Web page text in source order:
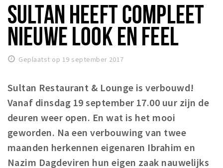
Studentenverenigingen
Studentenraad
Studentenroutes
New in town? Check FAQ!
WONEN
Woonruimte
Inschrijven gemeente
Zorgverzekering
Huisarts en eerste hulp
SULTAN HEEFT COMPLEET
NIEUWE LOOK EN FEEL
Geplaatst op 19 september 2017
Sultan Restaurant & Lounge is verbouwd!
Vanaf dinsdag 19 september 17.00 uur zijn de
deuren weer open. En wat is het mooi
geworden. Na een verbouwing van twee
maanden herkennen eigenaren Ibrahim en
Nazim Dagdeviren hun eigen zaak nauwelijks